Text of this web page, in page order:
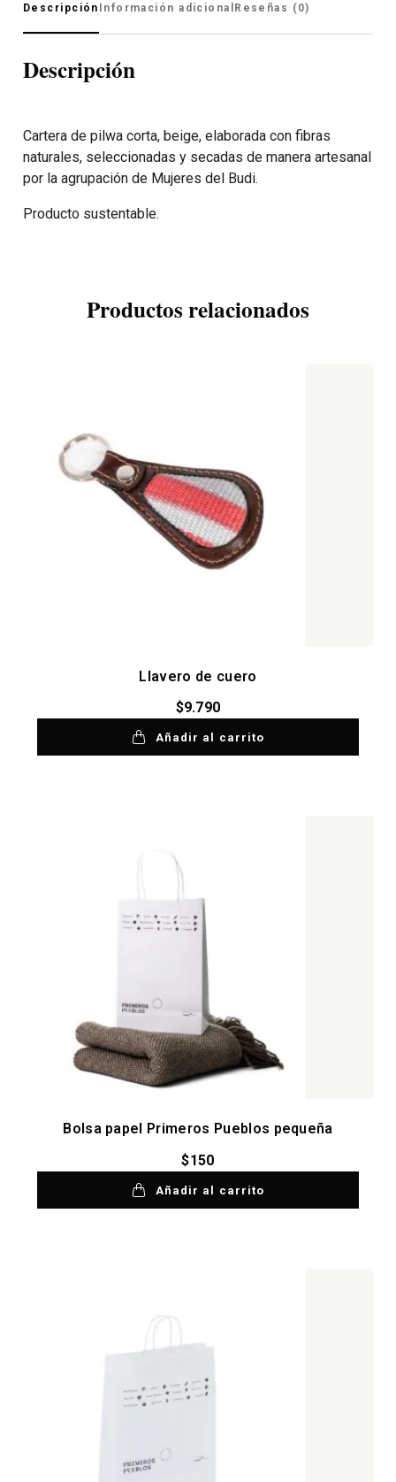
Descripción Información adicional Reseñas (0)
Descripción
Cartera de pilwa corta, beige, elaborada con fibras
naturales, seleccionadas y secadas de manera artesanal
por la agrupación de Mujeres del Budi.
Producto sustentable.
Productos relacionados
Llavero de cuero
$9.790
Añadir al carrito
Bolsa papel Primeros Pueblos pequeña
$150
Añadir al carrito